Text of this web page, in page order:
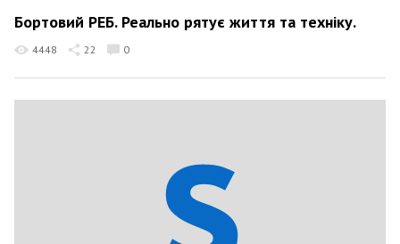
Бортовий РЕБ. Реально рятує життя та техніку.
4448 22 0